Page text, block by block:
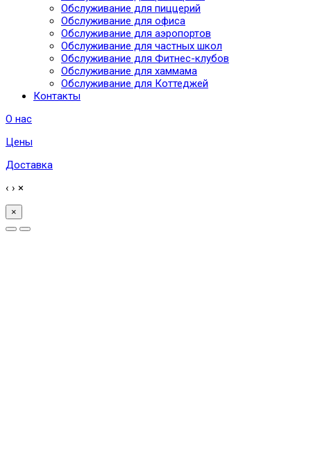
Обслуживание для пиццерий
Обслуживание для офиса
Обслуживание для аэропортов
Обслуживание для частных школ
Обслуживание для Фитнес-клубов
Обслуживание для хаммама
Обслуживание для Коттеджей
Контакты
О нас
Цены
Доставка
‹ › ×
×